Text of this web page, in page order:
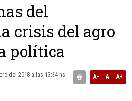
del
crisis del agro
política
A- A A+
del 2018 a las 13:34 hs